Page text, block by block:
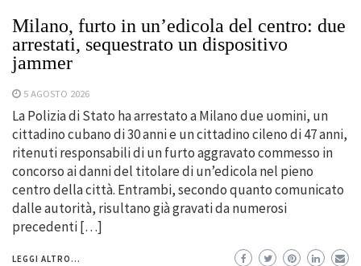
Milano, furto in un’edicola del centro: due
arrestati, sequestrato un dispositivo
jammer
5 AGOSTO 2026
La Polizia di Stato ha arrestato a Milano due uomini, un
cittadino cubano di 30 anni e un cittadino cileno di 47 anni,
ritenuti responsabili di un furto aggravato commesso in
concorso ai danni del titolare di un’edicola nel pieno
centro della città. Entrambi, secondo quanto comunicato
dalle autorità, risultano già gravati da numerosi
precedenti […]
LEGGI ALTRO...